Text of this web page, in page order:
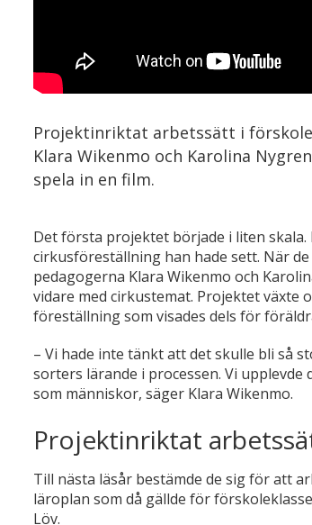
Projektinriktat arbetssätt i
Klara Wikenmo och Karolina
spela in en film.
Det första projektet började i liten
cirkusföreställning han hade sett. När
pedagogerna Klara Wikenmo och
vidare med cirkustemat. Projektet växte
föreställning som visades dels för
– Vi hade inte tänkt att det skulle bli så
sorters lärande i processen. Vi
som människor, säger Klara Wikenmo.
Projektinriktat
Till nästa läsår bestämde de sig för att
läroplan som då gällde för
Löv.